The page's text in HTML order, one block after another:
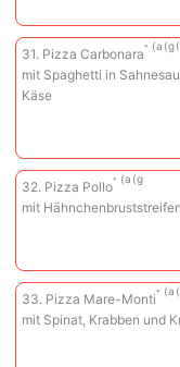
31. Pizza Carbonara
a g
mit Spaghetti in
Käse
32. Pizza Pollo
a g
mit Hähnchenbruststreifen
33. Pizza Mare-Monti
a
mit Spinat, Krabben und